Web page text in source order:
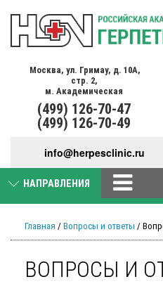
Москва, ул. Гримау, д. 10А,
стр. 2,
м. Академическая
(499) 126-70-47
(499) 126-70-49
info@herpesclinic.ru
НАПРАВЛЕНИЯ
Главная / Вопросы и ответы /
ВОПРОСЫ И